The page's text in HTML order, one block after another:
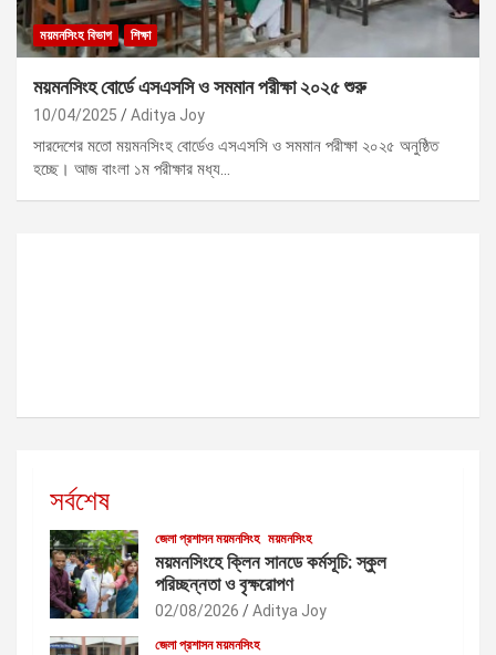
ময়মনসিংহ বিভাগ শিক্ষা
ময়মনসিংহ বোর্ডে এসএসসি ও সমমান পরীক্ষা ২০২৫ শুরু
10/04/2025 Aditya Joy
সারদেশের মতো ময়মনসিংহ বোর্ডেও এসএসসি ও সমমান পরীক্ষা ২০২৫ অনুষ্ঠিত
হচ্ছে। আজ বাংলা ১ম পরীক্ষার মধ্য…
সর্বশেষ
জেলা প্রশাসন ময়মনসিংহ ময়মনসিংহ
ময়মনসিংহে ক্লিন সানডে কর্মসূচি: স্কুল
পরিচ্ছন্নতা ও বৃক্ষরোপণ
02/08/2026 Aditya Joy
জেলা প্রশাসন ময়মনসিংহ